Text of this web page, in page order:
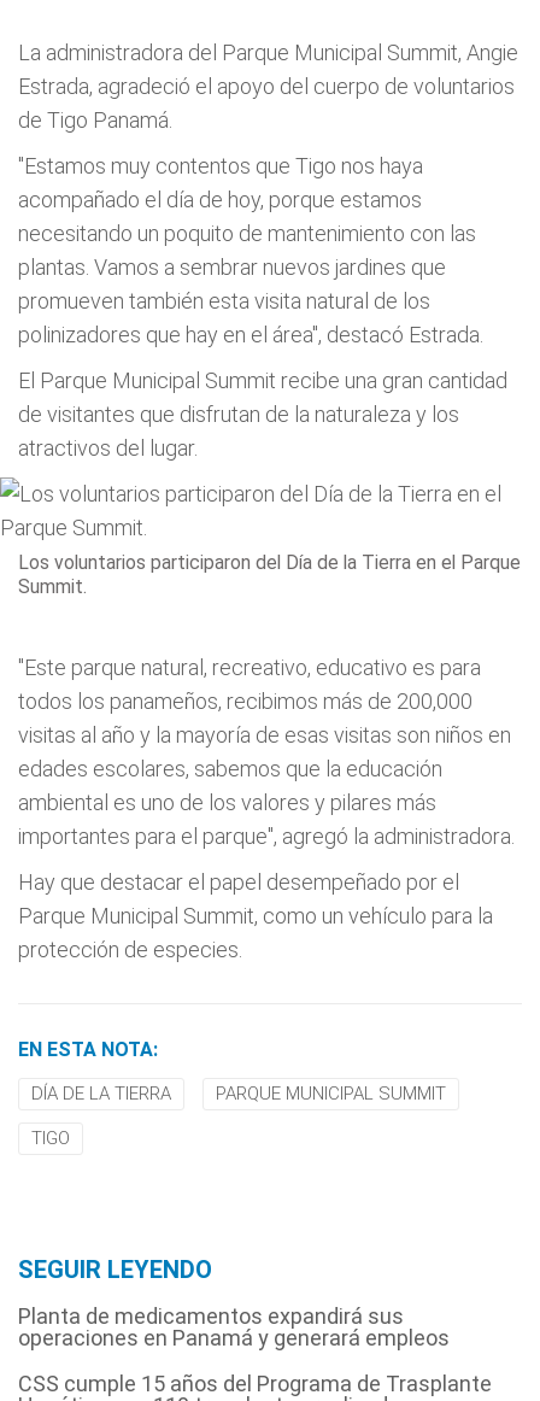
La administradora del Parque Municipal Summit, Angie
Estrada, agradeció el apoyo del cuerpo de voluntarios
de Tigo Panamá.
"Estamos muy contentos que Tigo nos haya
acompañado el día de hoy, porque estamos
necesitando un poquito de mantenimiento con las
plantas. Vamos a sembrar nuevos jardines que
promueven también esta visita natural de los
polinizadores que hay en el área", destacó Estrada.
El Parque Municipal Summit recibe una gran cantidad
de visitantes que disfrutan de la naturaleza y los
atractivos del lugar.
Los voluntarios participaron del Día de la Tierra en el Parque
Summit.
"Este parque natural, recreativo, educativo es para
todos los panameños, recibimos más de 200,000
visitas al año y la mayoría de esas visitas son niños en
edades escolares, sabemos que la educación
ambiental es uno de los valores y pilares más
importantes para el parque", agregó la administradora.
Hay que destacar el papel desempeñado por el
Parque Municipal Summit, como un vehículo para la
protección de especies.
EN ESTA NOTA:
DÍA DE LA TIERRA PARQUE MUNICIPAL SUMMIT
TIGO
SEGUIR LEYENDO
Planta de medicamentos expandirá sus
operaciones en Panamá y generará empleos
CSS cumple 15 años del Programa de Trasplante